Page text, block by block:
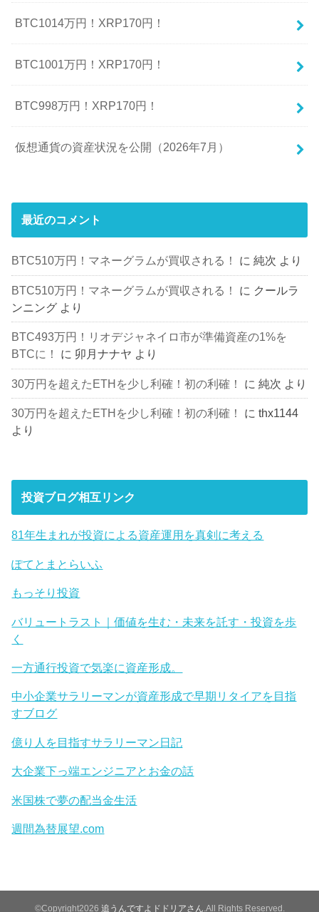
BTC1014万円！XRP170円！
BTC1001万円！XRP170円！
BTC998万円！XRP170円！
仮想通貨の資産状況を公開（2026年7月）
最近のコメント
BTC510万円！マネーグラムが買収される！ に純次 より
BTC510万円！マネーグラムが買収される！ に クールラ
ンニング より
BTC493万円！リオデジャネイロ市が準備資産の1%を
BTCに！
に 卯月ナナヤ より
30万円を超えたETHを少し利確！初の利確！ に純次 より
30万円を超えたETHを少し利確！初の利確！ にthx1144
より
投資ブログ相互リンク
81年生まれが投資による資産運用を真剣に考える
ぽてとまとらいふ
もっそり投資
バリュートラスト｜価値を生む・未来を託す・投資を歩
く
一方通行投資で気楽に資産形成。
中小企業サラリーマンが資産形成で早期リタイアを目指
すブログ
億り人を目指すサラリーマン日記
大企業下っ端エンジニアとお金の話
米国株で夢の配当金生活
週間為替展望.com
©Copyright2026 追うんですよドドリアさん .All Rights Reserved.